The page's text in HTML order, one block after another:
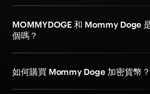
MOMMYDOGE 和 Mommy Doge
個嗎？
如何購買 Mommy Doge 加密貨幣？